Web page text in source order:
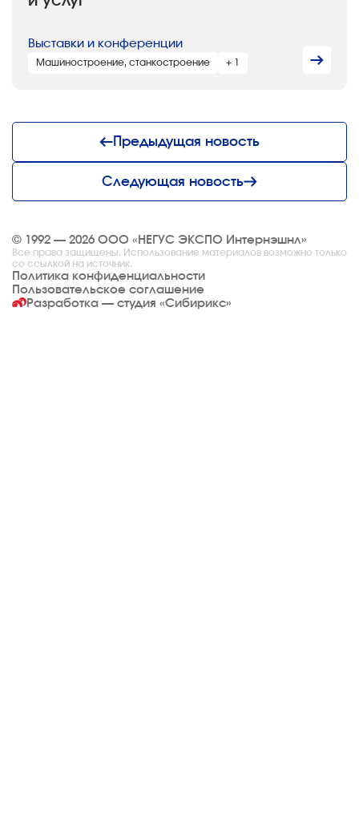
Выставки и конференции
Машиностроение, станкостроение + 1
Предыдущая новость
Следующая новость
© 1992 — 2026 ООО «НЕГУС ЭКСПО Интернэшнл»
Все права защищены. Использование материалов возможно только
со ссылкой на источник.
Политика конфиденциальности
Пользовательское соглашение
Разработка — студия «Сибирикс»